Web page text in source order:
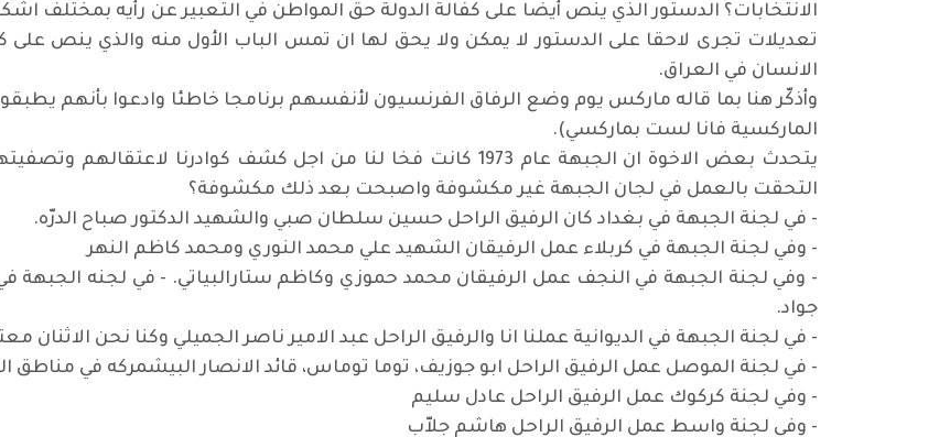
الانتخابات؟ الدستور الذي ينص أيضا على كفالة الدولة حق المواطن في التعبير عن رأيه بمختلف
تعديلات تجرى لاحقا على الدستور لا يمكن ولا يحق لها ان تمس الباب الأول منه والذي ينص
الانسان في العراق.
وأذكّر هنا بما قاله ماركس يوم وضع الرفاق الفرنسيون لأنفسهم برنامجا خاطئا وادعوا بأنهم
الماركسية فانا لست بماركسي).
يتحدث بعض الاخوة ان الجبهة عام 1973 كانت فخا لنا من اجل كشف كوادرنا
التحقت بالعمل في لجان الجبهة غير مكشوفة واصبحت بعد ذلك مكشوفة؟
- في لجنة الجبهة في بغداد كان الرفيق الراحل حسين سلطان صبي والشهيد الدكتور صباح الدرّه.
- وفي لجنة الجبهة في كربلاء عمل الرفيقان الشهيد علي محمد النوري ومحمد كاظم النهر
- وفي لجنة الجبهة في النجف عمل الرفيقان محمد حموزي وكاظم ستارالبياتي. - في لجنه
جواد.
- في لجنة الجبهة في الديوانية عملنا انا والرفيق الراحل عبد الامير ناصر الجميلي وكنا نحن الاثنان
- في لجنة الموصل عمل الرفيق الراحل ابو جوزيف، توما توماس، قائد الانصار البيشمركه في مناطق
- وفي لجنة كركوك عمل الرفيق الراحل عادل سليم
- وفي لجنة واسط عمل الرفيق الراحل هاشم جلاّب